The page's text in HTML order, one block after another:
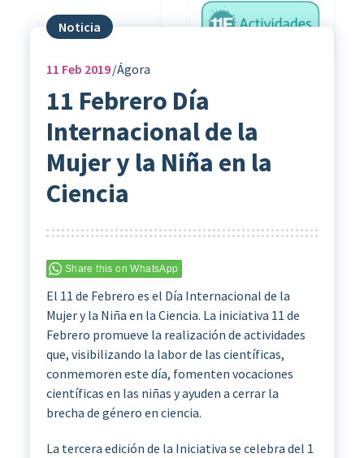
Noticia
11 Feb 2019 Ágora
11 Febrero Día
Internacional de la
Mujer y la Niña en la
Ciencia
Share this on WhatsApp
El 11 de Febrero es el Día Internacional de la
Mujer y la Niña en la Ciencia. La iniciativa 11 de
Febrero promueve la realización de actividades
que, visibilizando la labor de las científicas,
conmemoren este día, fomenten vocaciones
científicas en las niñas y ayuden a cerrar la
brecha de género en ciencia.
La tercera edición de la Iniciativa se celebra del 1